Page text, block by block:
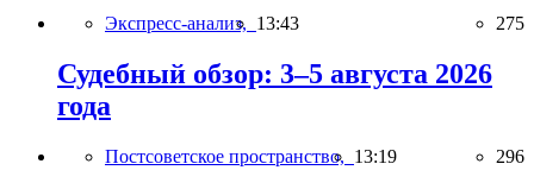
Экспресс-анализ, 13:43 275
Судебный обзор: 3–5 августа 2026
года
Постсоветское пространство, 13:19 296